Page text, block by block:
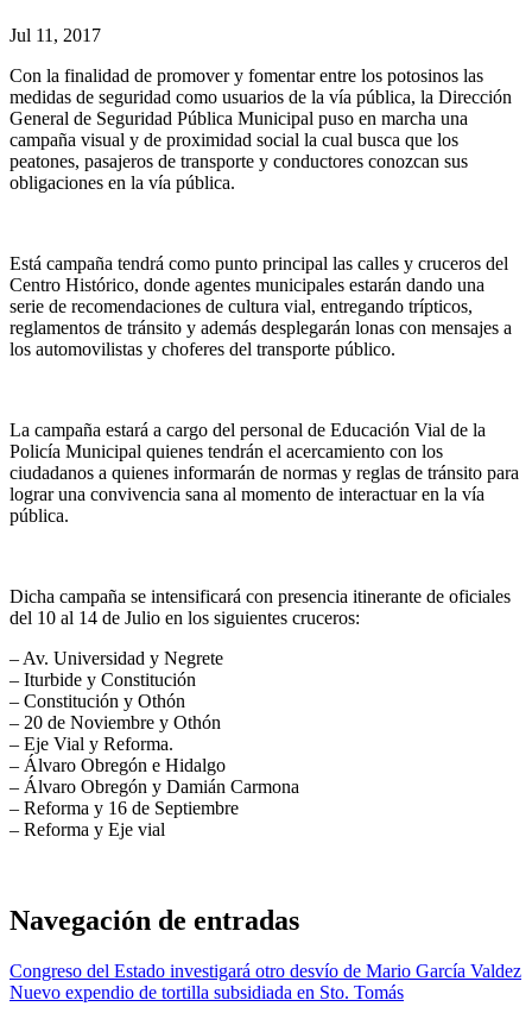
Jul 11, 2017
Con la finalidad de promover y fomentar entre los potosinos las
medidas de seguridad como usuarios de la vía pública, la Dirección
General de Seguridad Pública Municipal puso en marcha una
campaña visual y de proximidad social la cual busca que los
peatones, pasajeros de transporte y conductores conozcan sus
obligaciones en la vía pública.
Está campaña tendrá como punto principal las calles y cruceros del
Centro Histórico, donde agentes municipales estarán dando una
serie de recomendaciones de cultura vial, entregando trípticos,
reglamentos de tránsito y además desplegarán lonas con mensajes a
los automovilistas y choferes del transporte público.
La campaña estará a cargo del personal de Educación Vial de la
Policía Municipal quienes tendrán el acercamiento con los
ciudadanos a quienes informarán de normas y reglas de tránsito para
lograr una convivencia sana al momento de interactuar en la vía
pública.
Dicha campaña se intensificará con presencia itinerante de oficiales
del 10 al 14 de Julio en los siguientes cruceros:
– Av. Universidad y Negrete
– Iturbide y Constitución
– Constitución y Othón
– 20 de Noviembre y Othón
– Eje Vial y Reforma.
– Álvaro Obregón e Hidalgo
– Álvaro Obregón y Damián Carmona
– Reforma y 16 de Septiembre
– Reforma y Eje vial
Navegación de entradas
Congreso del Estado investigará otro desvío de Mario García Valdez
Nuevo expendio de tortilla subsidiada en Sto. Tomás